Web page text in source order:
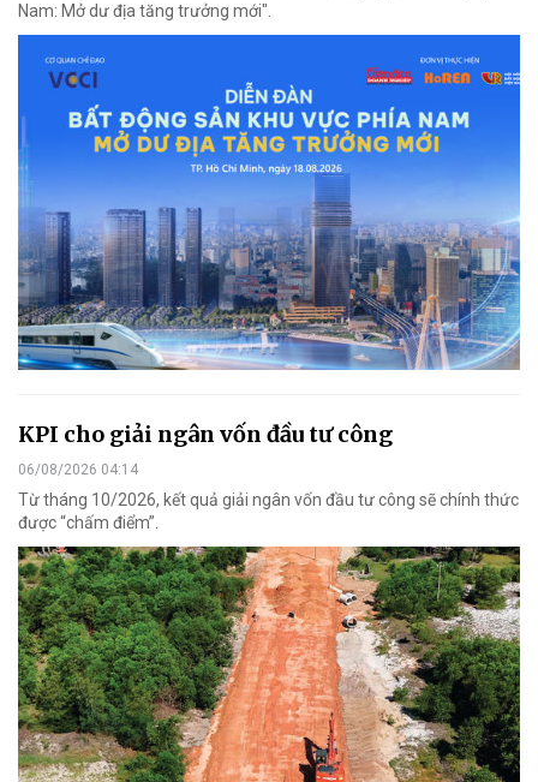
Nam: Mở dư địa tăng trưởng mới".
KPI cho giải ngân vốn đầu tư công
06/08/2026 04:14
Từ tháng 10/2026, kết quả giải ngân vốn đầu tư công sẽ chính thức
được “chấm điểm”.